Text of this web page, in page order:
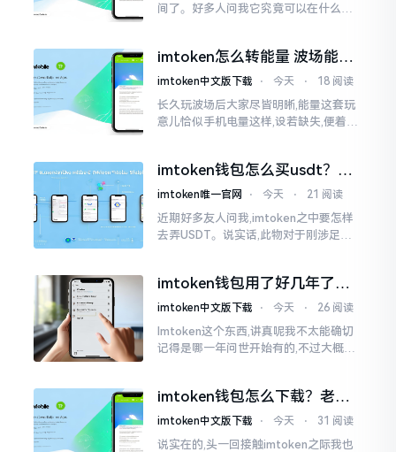
间了。好多人问我它究竟可以在什么设
给予支持
imtoken怎么转能量 波场能量
转换教程
imtoken中文版下载 ⋅ 今天 ⋅ 18 阅读
长久玩波场后大家尽皆明晰,能量这套玩
意儿恰似手机电量这样,设若缺失,便着实
imtoken钱包怎么买usdt？老
手教你简单三步搞定
imtoken唯一官网 ⋅ 今天 ⋅ 21 阅读
近期好多友人问我,imtoken之中要怎样
去弄USDT。说实话,此物对于刚涉足币
imtoken钱包用了好几年了，
到底多少年了？
imtoken中文版下载 ⋅ 今天 ⋅ 26 阅读
Imtoken这个东西,讲真呢我不太能确切
记得是哪一年问世开始有的,不过大概在
多快要十年的时间了。
imtoken钱包怎么下载？老用
户告诉你靠谱渠道
imtoken中文版下载 ⋅ 今天 ⋅ 31 阅读
说实在的,头一回接触imtoken之际我也